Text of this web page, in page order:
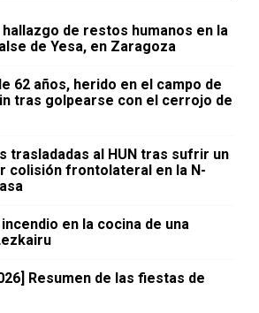
de restos humanos en la
de Yesa, en Zaragoza
62 años, herido en el campo de
tras golpearse con el cerrojo de
trasladadas al HUN tras sufrir un
colisión frontolateral en la N-
en la cocina de una
Resumen de las fiestas de